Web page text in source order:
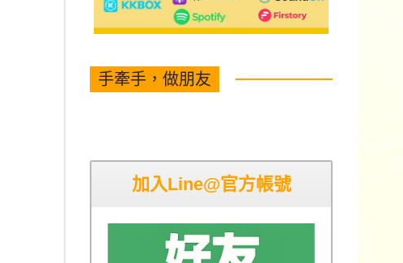
手牽手，做朋友
加入Line@官方帳號